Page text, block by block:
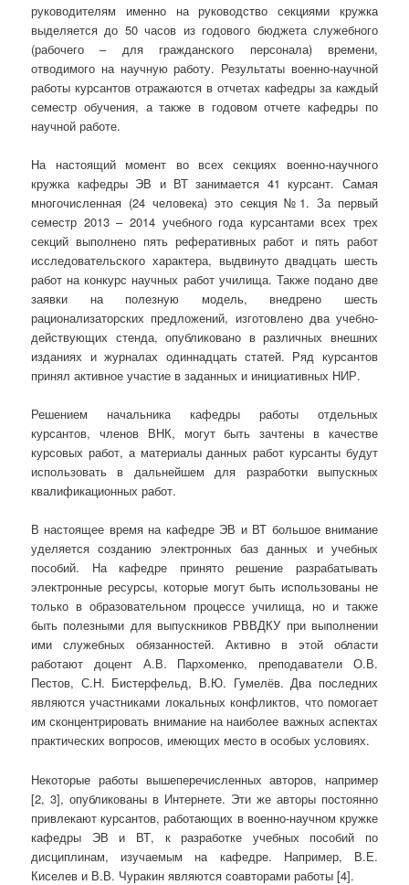
руководителям именно на руководство секциями кружка
выделяется до 50 часов из годового бюджета служебного
(рабочего – для гражданского персонала) времени,
отводимого на научную работу. Результаты военно-научной
работы курсантов отражаются в отчетах кафедры за каждый
семестр обучения, а также в годовом отчете кафедры по
научной работе.
На настоящий момент во всех секциях военно-научного
кружка кафедры ЭВ и ВТ занимается 41 курсант. Самая
многочисленная (24 человека) это секция №1. За первый
семестр 2013 – 2014 учебного года курсантами всех трех
секций выполнено пять реферативных работ и пять работ
исследовательского характера, выдвинуто двадцать шесть
работ на конкурс научных работ училища. Также подано две
заявки на полезную модель, внедрено шесть
рационализаторских предложений, изготовлено два учебно-
действующих стенда, опубликовано в различных внешних
изданиях и журналах одиннадцать статей. Ряд курсантов
принял активное участие в заданных и инициативных НИР.
Решением начальника кафедры работы отдельных
курсантов, членов ВНК, могут быть зачтены в качестве
курсовых работ, а материалы данных работ курсанты будут
использовать в дальнейшем для разработки выпускных
квалификационных работ.
В настоящее время на кафедре ЭВ и ВТ большое внимание
уделяется созданию электронных баз данных и учебных
пособий. На кафедре принято решение разрабатывать
электронные ресурсы, которые могут быть использованы не
только в образовательном процессе училища, но и также
быть полезными для выпускников РВВДКУ при выполнении
ими служебных обязанностей. Активно в этой области
работают доцент А.В. Пархоменко, преподаватели О.В.
Пестов, С.Н. Бистерфельд, В.Ю. Гумелёв. Два последних
являются участниками локальных конфликтов, что помогает
им сконцентрировать внимание на наиболее важных аспектах
практических вопросов, имеющих место в особых условиях.
Некоторые работы вышеперечисленных авторов, например
[2, 3], опубликованы в Интернете. Эти же авторы постоянно
привлекают курсантов, работающих в военно-научном кружке
кафедры ЭВ и ВТ, к разработке учебных пособий по
дисциплинам, изучаемым на кафедре. Например, В.Е.
Киселев и В.В. Чуракин являются соавторами работы [4].